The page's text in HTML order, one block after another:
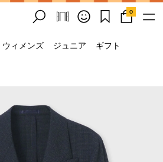
0
ウィメンズ ジュニア ギフト